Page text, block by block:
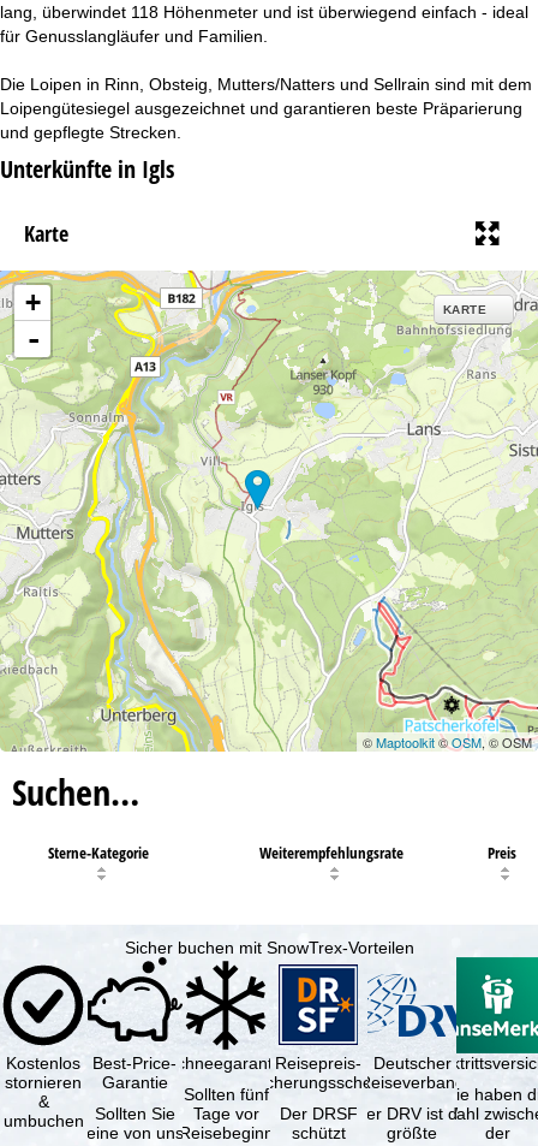
i
t
e
lang, überwindet 118 Höhenmeter und ist überwiegend einfach - ideal
für Genusslangläufer und Familien.
Die Loipen in Rinn, Obsteig, Mutters/Natters und Sellrain sind mit dem
Loipengütesiegel ausgezeichnet und garantieren beste Präparierung
und gepflegte Strecken.
Unterkünfte in Igls
Karte
+
-
KARTE
©Maptoolkit©OSM, © OSM
Suchen…
Sterne-Kategorie Weiterempfehlungsrate Preis
Sicher buchen mit SnowTrex-Vorteilen
Kostenlos
stornieren
&
umbuchen
Best-Price-
Garantie
Sollten Sie
eine von uns
Schneegarantie
Sollten fünf
Tage vor
Reisebeginn
Reisepreis-
Sicherungsschein
Der DRSF
schützt
Deutscher
Reiseverband
Der DRV ist die
größte
Sie haben
Wahl
der